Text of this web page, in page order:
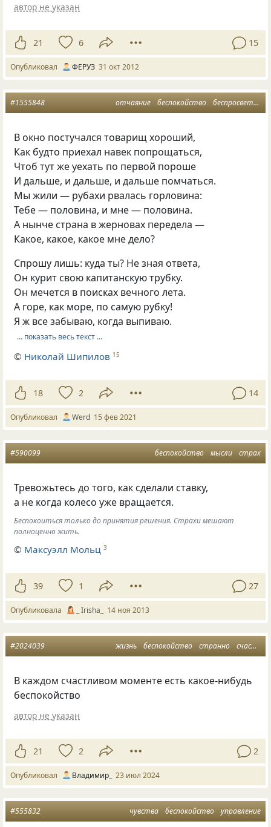
автор не указан
21 6 15
Опубликовал ФЕРУЗ 31 окт 2012
отчаяние беспокойство беспросветность
#1555848
В окно постучался товарищ хороший,
Как будто приехал навек попрощаться,
Чтоб тут же уехать по первой пороше
И дальше, и дальше, и дальше помчаться.
Мы жили — рубахи рвалась горловина:
Тебе — половина, и мне — половина.
А нынче страна в жерновах передела —
Какое, какое, какое мне дело?
Спрошу лишь: куда ты? Не зная ответа,
Он курит свою капитанскую трубку.
Он мечется в поисках вечного лета.
А горе, как море, по самую рубку!
Я ж все забываю, когда выпиваю.
… показать весь текст …
© Николай Шипилов 15
18 2 14
Опубликовал Werd 15 фев 2021
беспокойство мысли страх
#590099
Тревожьтесь до того, как сделали ставку,
а не когда колесо уже вращается.
Беспокоиться только до принятия решения. Страхи мешают
полноценно жить.
© Максуэлл Мольц 3
39 1 27
Опубликовала _ Irisha_ 14 ноя 2013
жизнь беспокойство странно счастливые моменты
#2024039
В каждом счастливом моменте есть какое-нибудь
беспокойство
автор не указан
21 2 2
Опубликовал Владимир_ 23 июл 2024
чувства беспокойство управление
#555832